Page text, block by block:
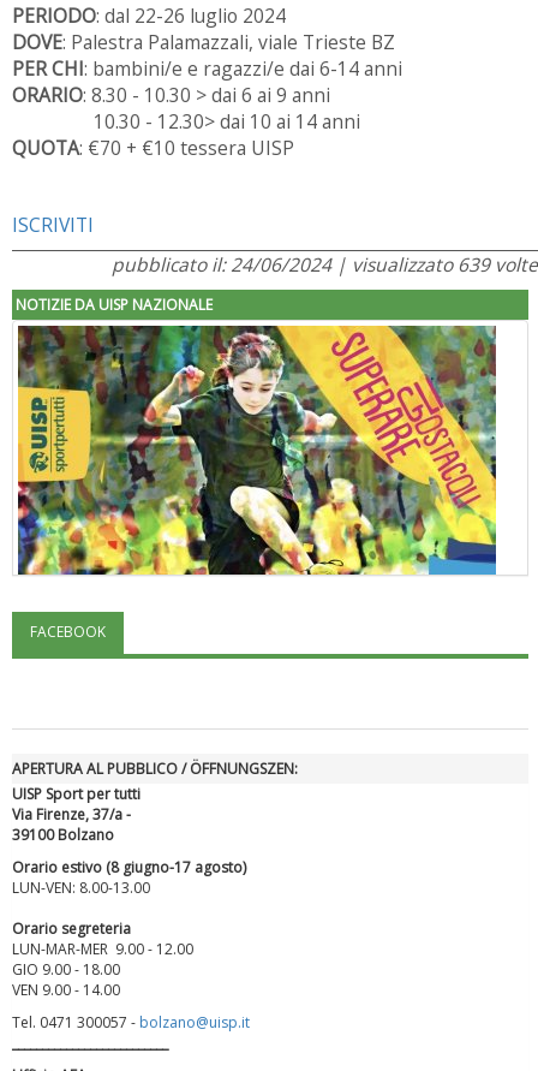
PERIODO: dal 22-26 luglio 2024
DOVE: Palestra Palamazzali, viale Trieste BZ
PER CHI: bambini/e e ragazzi/e dai 6-14 anni
ORARIO: 8.30 - 10.30 > dai 6 ai 9 anni
10.30 - 12.30> dai 10 ai 14 anni
QUOTA: €70 + €10 tessera UISP
ISCRIVITI
pubblicato il: 24/06/2024 | visualizzato 639 volte
NOTIZIE DA UISP NAZIONALE
"Superare gli ostacoli": la relazione di Tiziano Pesce al CN Uisp
Luglio 2026: "Pensando con i piedi, si possono fare le
rivoluzioni"
FACEBOOK
APERTURA AL PUBBLICO / ÖFFNUNGSZEN:
UISP Sport per tutti
Via Firenze, 37/a -
39100 Bolzano
Orario estivo (8 giugno-17 agosto)
LUN-VEN: 8.00-13.00
Orario segreteria
LUN-MAR-MER 9.00 - 12.00
GIO 9.00 - 18.00
VEN 9.00 - 14.00
Tel. 0471 300057 - bolzano@uisp.it